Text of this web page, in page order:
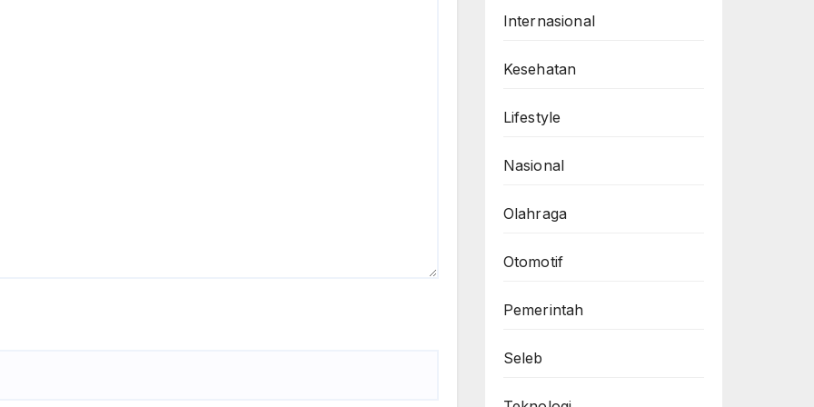
Internasional
Kesehatan
Lifestyle
Nasional
Olahraga
Otomotif
Pemerintah
Seleb